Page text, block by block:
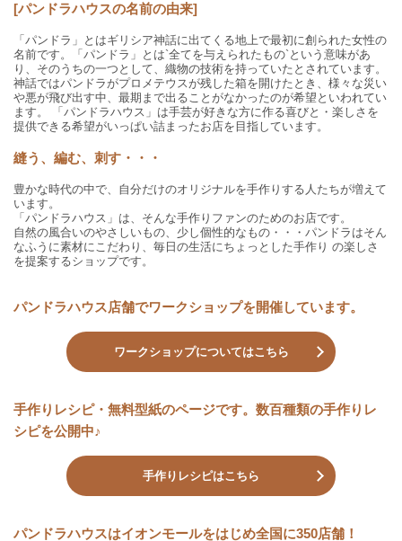
[パンドラハウスの名前の由来]
「パンドラ」とはギリシア神話に出てくる地上で最初に創られた女性の
名前です。「パンドラ」とは`全てを与えられたもの`という意味があ
り、そのうちの一つとして、織物の技術を持っていたとされています。
神話ではパンドラがプロメテウスが残した箱を開けたとき、様々な災い
や悪が飛び出す中、最期まで出ることがなかったのが希望といわれてい
ます。 「パンドラハウス」は手芸が好きな方に作る喜びと・楽しさを
提供できる希望がいっぱい詰まったお店を目指しています。
縫う、編む、刺す・・・
豊かな時代の中で、自分だけのオリジナルを手作りする人たちが増えて
います。
「パンドラハウス」は、そんな手作りファンのためのお店です。
自然の風合いのやさしいもの、少し個性的なもの・・・パンドラはそん
なふうに素材にこだわり、毎日の生活にちょっとした手作り の楽しさ
を提案するショップです。
パンドラハウス店舗でワークショップを開催しています。
ワークショップについてはこちら
手作りレシピ・無料型紙のページです。数百種類の手作りレ
シピを公開中♪
手作りレシピはこちら
パンドラハウスはイオンモールをはじめ全国に350店舗！